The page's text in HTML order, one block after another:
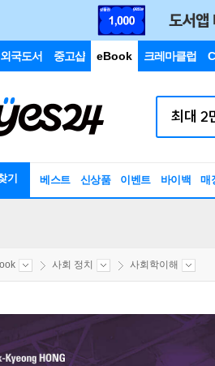
외국도서 중고샵 eBook 크레마클럽
기 베스트 신상품 이벤트 바이백 매
사회 정치 사회학이해